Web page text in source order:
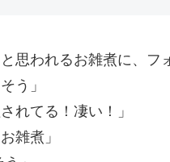
思われるお雑煮に、フ
う」
れてる！凄い！」
雑煮」